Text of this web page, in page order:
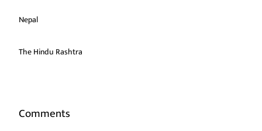
Nepal
The Hindu Rashtra
Comments